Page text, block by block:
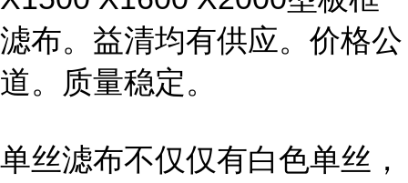
滤布。益清均有供应。价格公
道。质量稳定。
单丝滤布不仅仅有白色单丝，